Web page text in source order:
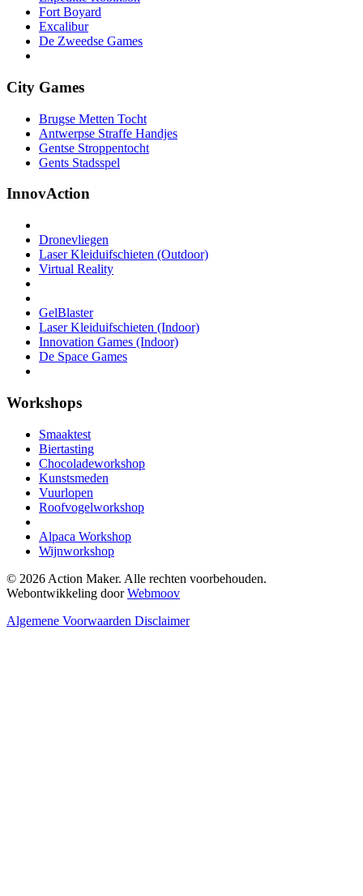
Fort Boyard
Excalibur
De Zweedse Games
City Games
Brugse Metten Tocht
Antwerpse Straffe Handjes
Gentse Stroppentocht
Gents Stadsspel
InnovAction
Dronevliegen
Laser Kleiduifschieten (Outdoor)
Virtual Reality
GelBlaster
Laser Kleiduifschieten (Indoor)
Innovation Games (Indoor)
De Space Games
Workshops
Smaaktest
Biertasting
Chocoladeworkshop
Kunstsmeden
Vuurlopen
Roofvogelworkshop
Alpaca Workshop
Wijnworkshop
© 2026 Action Maker. Alle rechten voorbehouden.
Webontwikkeling doorWebmoov
Algemene Voorwaarden Disclaimer